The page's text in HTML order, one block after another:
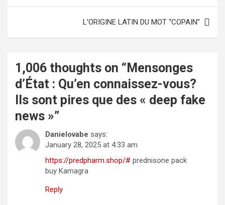
L’ORIGINE LATIN DU MOT “COPAIN”
1,006 thoughts on “ Mensonges
d’État : Qu’en connaissez-vous?
Ils sont pires que des « deep fake
news »”
Danielovabe says:
January 28, 2025 at 4:33 am
https://predpharm.shop/# prednisone pack
buy Kamagra
Reply